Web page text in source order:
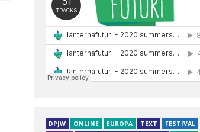
DPJW ONLINE EUROPA TEXT
FESTIVAL